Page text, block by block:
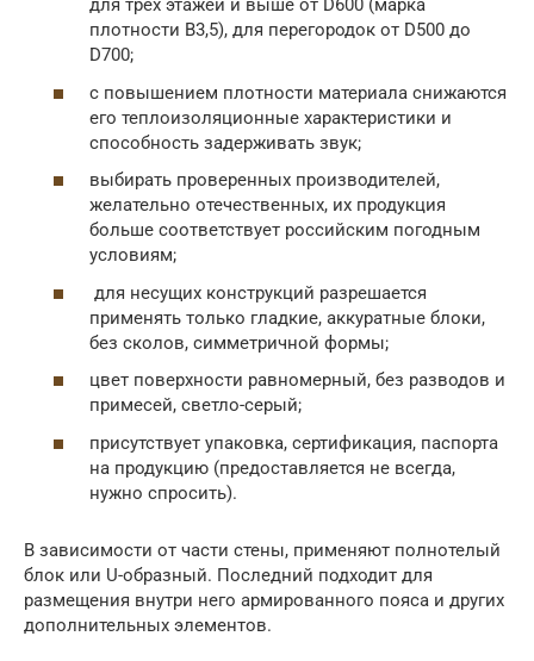
для трех этажей и выше от D600 (марка
плотности B3,5), для перегородок от D500 до
D700;
с повышением плотности материала снижаются
его теплоизоляционные характеристики и
способность задерживать звук;
выбирать проверенных производителей,
желательно отечественных, их продукция
больше соответствует российским погодным
условиям;
для несущих конструкций разрешается
применять только гладкие, аккуратные блоки,
без сколов, симметричной формы;
цвет поверхности равномерный, без разводов и
примесей, светло-серый;
присутствует упаковка, сертификация, паспорта
на продукцию (предоставляется не всегда,
нужно спросить).
В зависимости от части стены, применяют полнотелый
блок или U-образный. Последний подходит для
размещения внутри него армированного пояса и других
дополнительных элементов.